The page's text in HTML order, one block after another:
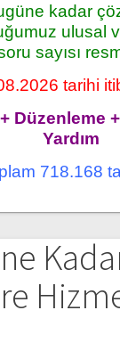
kadar
ulusal
sayısı
tarihi
+ Düzenleme
Yardım
718.168